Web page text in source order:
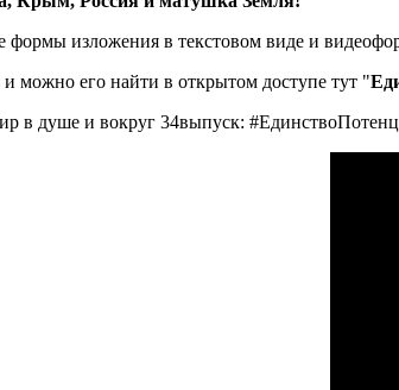
формы изложения в текстовом виде и
и можно его найти в открытом доступе тут "
в душе и вокруг 34выпуск: